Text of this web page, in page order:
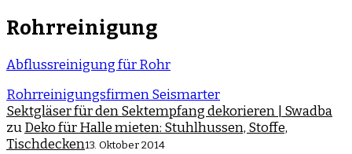
Rohrreinigung
Abflussreinigung für Rohr
Rohrreinigungsfirmen Seismarter
Sektgläser für den Sektempfang dekorieren | Swadba
zuDeko für Halle mieten: Stuhlhussen, Stoffe,
Tischdecken13. Oktober 2014